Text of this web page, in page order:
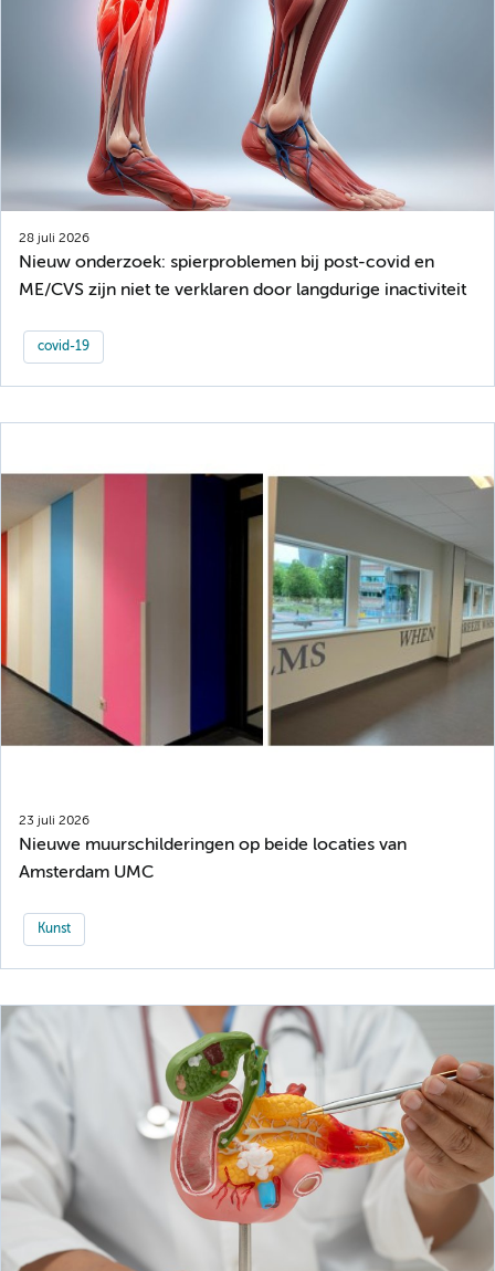
28 juli 2026
Nieuw onderzoek: spierproblemen bij post-covid en
ME/CVS zijn niet te verklaren door langdurige inactiviteit
covid-19
23 juli 2026
Nieuwe muurschilderingen op beide locaties van
Amsterdam UMC
Kunst